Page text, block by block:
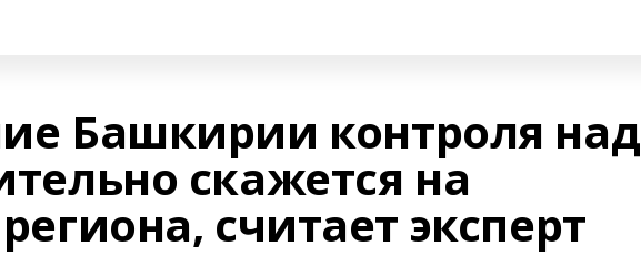
Башкирии контроля над
скажется на
считает эксперт